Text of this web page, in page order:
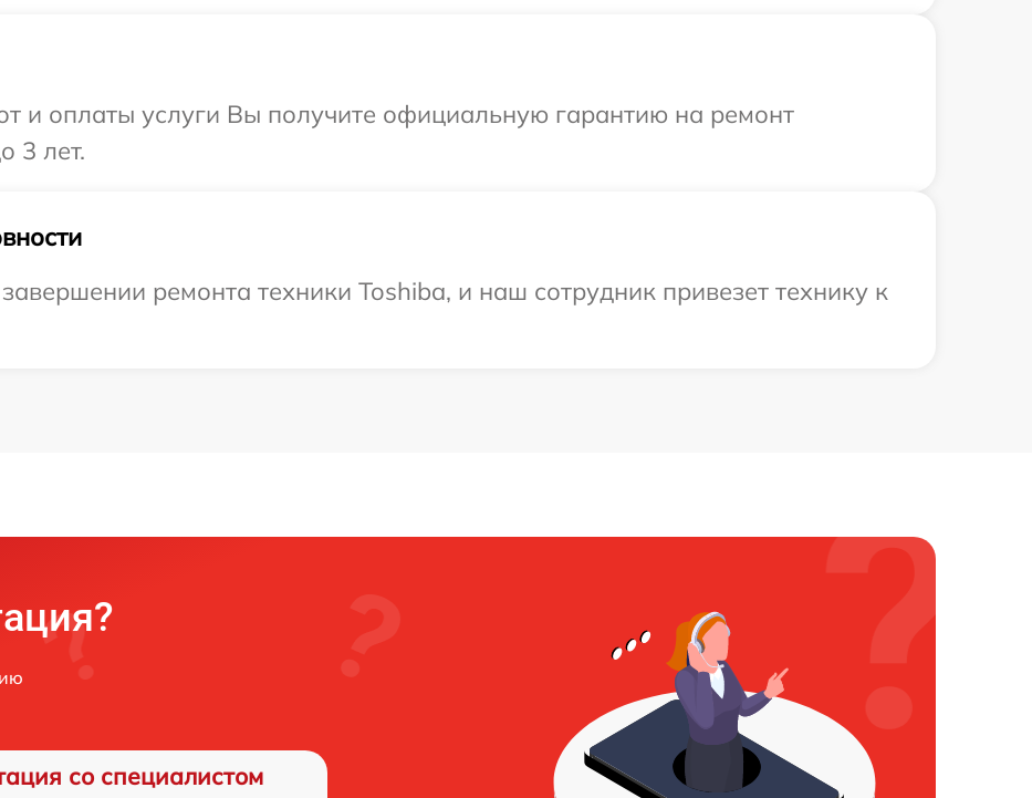
и оплаты услуги Вы получите официальную гарантию на ремонт
3 лет.
ремонта техники Toshiba, и наш сотрудник привезет технику к
со специалистом